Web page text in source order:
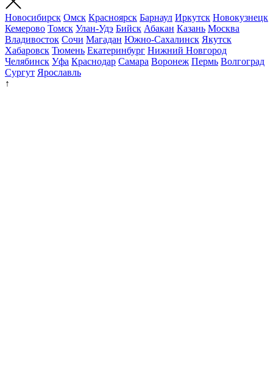
Новосибирск Омск Красноярск Барнаул Иркутск Новокузнецк
Кемерово Томск Улан-Удэ Бийск Абакан Казань Москва
Владивосток Сочи Магадан Южно-Сахалинск Якутск
Хабаровск Тюмень Екатеринбург Нижний Новгород
Челябинск Уфа Краснодар Самара Воронеж Пермь Волгоград
Сургут Ярославль
↑